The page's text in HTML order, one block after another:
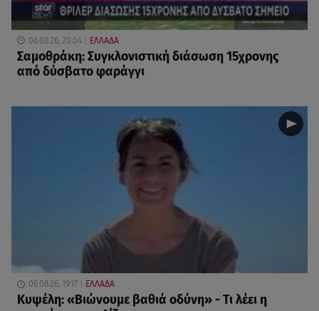
06.08.26, 20:04 ΕΛΛΑΔΑ
Σαμοθράκη: Συγκλονιστική διάσωση 15χρονης
από δύσβατο φαράγγι
06.08.26, 19:17 ΕΛΛΑΔΑ
Κυψέλη: «Βιώνουμε βαθιά οδύνη» - Τι λέει η